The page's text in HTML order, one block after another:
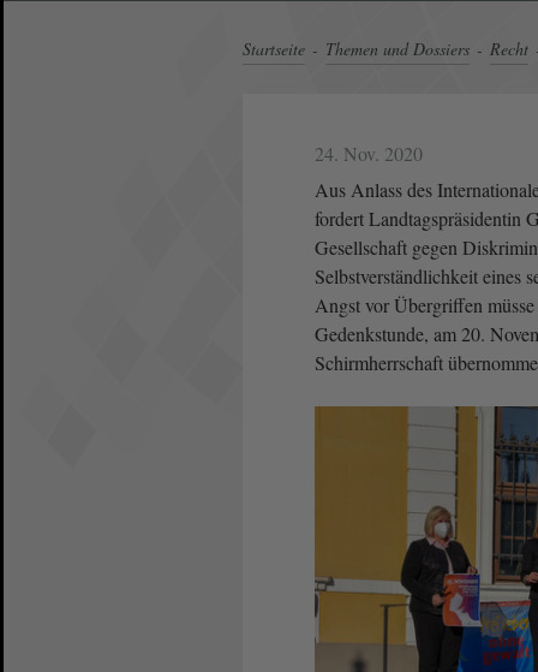
Startseite Themen und Dossiers Recht
24. Nov. 2020
Aus Anlass des
fordert Landtagspräsidentin
Gesellschaft gegen
Selbstverständlichkeit eines
Angst vor Übergriffen
Gedenkstunde, am 20.
Schirmherrschaft